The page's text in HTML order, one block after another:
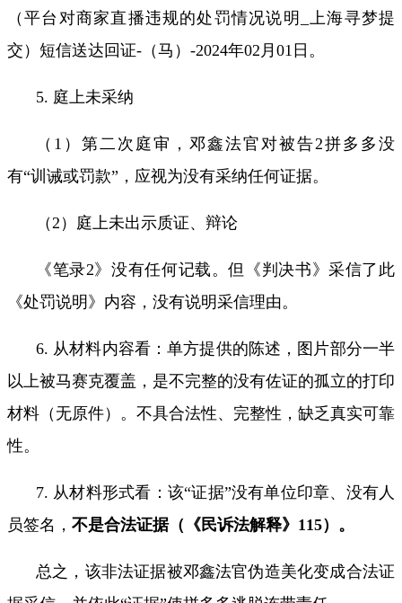
（平台对商家直播违规的处罚情况说明
上海寻梦提
交）短信送达回证- （马） -2024年02 月 01 日。
5. 庭上未采纳
（ 1 ）第二次庭审，邓鑫法官对被告2拼多多没
有“训诫或罚款” ，应视为没有采纳任何证据。
（ 2 ） 庭上未出示质证、辩论
《笔录2》没有任何记载。但《判决书》采信了此
《处罚说明》内容，没有说明采信理由。
6. 从材料内容看：单方提供的陈述，图片部分一半
以上被马赛克覆盖，是不完整的没有佐证的孤立的打印
材料（无原件）。不具合法性、完整性，缺乏真实可靠
性。
7. 从材料形式看：该“证据”没有单位印章、没有人
员签名， 不是合法证据（《民诉法解释》 115）。
总之，该非法证据被邓鑫法官伪造美化变成合法证